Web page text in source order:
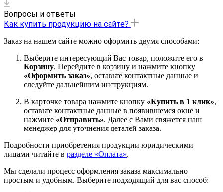
Вопросы и ответы
Как купить продукцию на сайте?
Заказ на нашем сайте можно оформить двумя способами:
Выберите интересующий Вас товар, положите его в
Корзину. Перейдите в корзину и нажмите кнопку
«Оформить заказ», оставьте контактные данные и
следуйте дальнейшим инструкциям.
В карточке товара нажмите кнопку «Купить в 1 клик»,
оставьте контактные данные в появившемся окне и
нажмите «Отправить». Далее с Вами свяжется наш
менеджер для уточнения деталей заказа.
Подробности приобретения продукции юридическими
лицами читайте в разделе «Оплата».
Мы сделали процесс оформления заказа максимально
простым и удобным. Выберите подходящий для вас способ: